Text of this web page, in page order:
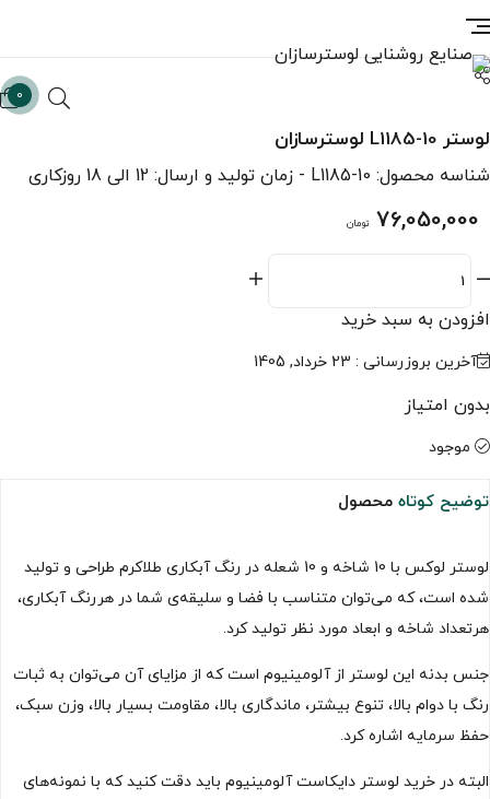
0
لوستر L1185-10 لوسترسازان
شناسه محصول: L1185-10 - زمان تولید و ارسال: 12 الی 18 روزکاری
76,050,000 تومان
افزودن به سبد خرید
آخرین بروزرسانی : 23 خرداد, 1405
بدون امتیاز
موجود
توضیح کوتاه محصول
لوستر لوکس با 10 شاخه و 10 شعله در رنگ آبکاری طلاکرم طراحی و تولید
شده است، که می‌توان متناسب با فضا و سلیقه‌ی شما در هررنگ آبکاری،
هرتعداد شاخه و ابعاد مورد نظر تولید کرد.
جنس بدنه این لوستر از آلومینیوم است که از مزایای آن می‌توان به ثبات
رنگ با دوام بالا، تنوع بیشتر، ماندگاری بالا، مقاومت بسیار بالا، وزن سبک،
حفظ سرمایه اشاره کرد.
البته در خرید لوستر دایکاست آلومینیوم باید دقت کنید که با نمونه‌های